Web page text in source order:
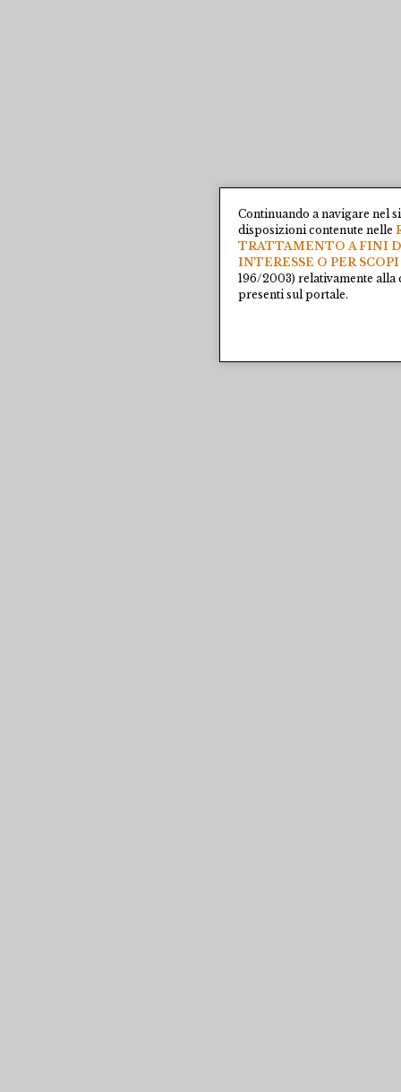
Continuando a navigare nel
disposizioni contenute nelle
TRATTAMENTO A FINI
INTERESSE O PER
196/2003) relativamente
presenti sul portale.